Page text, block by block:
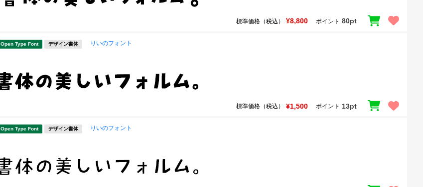
標準価格（税込） ¥8,800 ポイント 80pt
Open Type Font デザイン書体 りいのフォント
標準価格（税込） ¥1,500 ポイント 13pt
Open Type Font デザイン書体 りいのフォント